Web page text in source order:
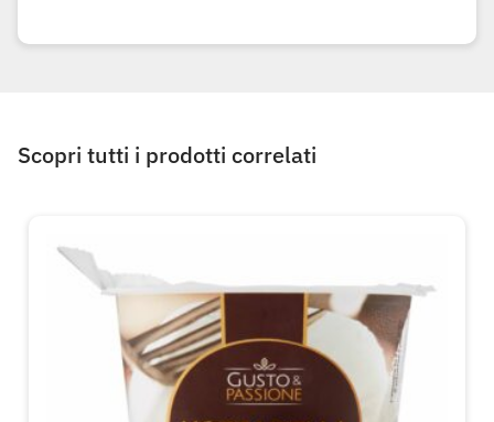
Scopri tutti i prodotti correlati